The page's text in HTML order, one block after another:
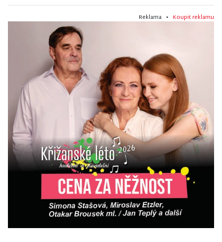
Reklama • Koupit reklamu